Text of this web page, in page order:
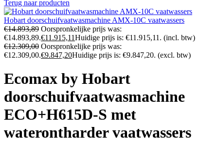
Terug naar producten
Hobart doorschuifvaatwasmachine AMX-10C vaatwassers
€14.893,89 Oorspronkelijke prijs was:
€14.893,89.€11.915,11Huidige prijs is: €11.915,11. (incl. btw)
€12.309,00 Oorspronkelijke prijs was:
€12.309,00.€9.847,20Huidige prijs is: €9.847,20. (excl. btw)
Ecomax by Hobart
doorschuifvaatwasmachine
ECO+H615D-S met
waterontharder vaatwassers